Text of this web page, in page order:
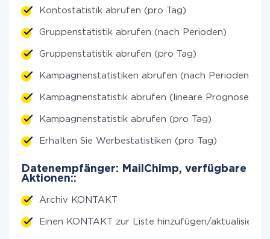
Kontostatistik abrufen (pro Tag)
Gruppenstatistik abrufen (nach Perioden)
Gruppenstatistik abrufen (pro Tag)
Kampagnenstatistiken abrufen (nach Perioden)
Kampagnenstatistik abrufen (lineare Prognose)
Kampagnenstatistik abrufen (pro Tag)
Erhalten Sie Werbestatistiken (pro Tag)
Datenempfänger: MailChimp, verfügbare
Aktionen::
Archiv KONTAKT
Einen KONTAKT zur Liste hinzufügen/aktualisieren